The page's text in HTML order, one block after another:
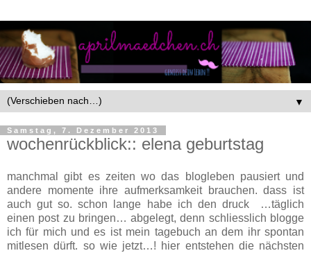
▼
Samstag, 7. Dezember 2013
wochenrückblick:: elena geburtstag
manchmal gibt es zeiten wo das blogleben pausiert und
andere momente ihre aufmerksamkeit brauchen. dass ist
auch gut so. schon lange habe ich den druck …täglich
einen post zu bringen… abgelegt, denn schliesslich blogge
ich für mich und es ist mein tagebuch an dem ihr spontan
mitlesen dürft. so wie jetzt…! hier entstehen die nächsten